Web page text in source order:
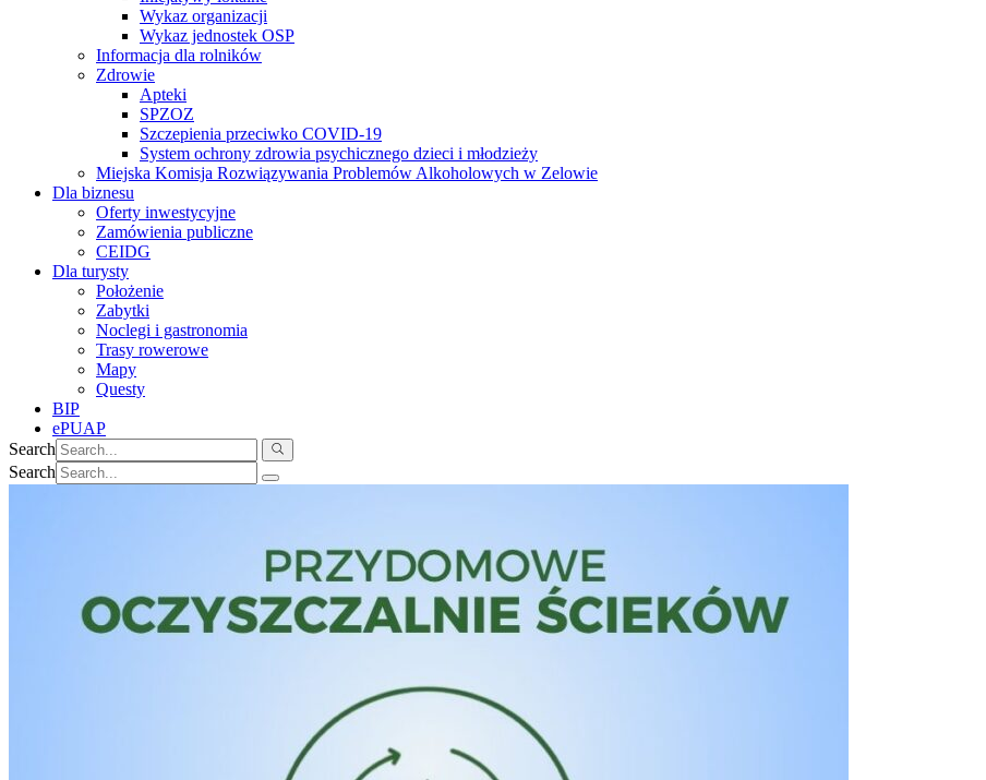
Wykaz organizacji
Wykaz jednostek OSP
Informacja dla rolników
Zdrowie
Apteki
SPZOZ
Szczepienia przeciwko COVID-19
System ochrony zdrowia psychicznego dzieci i młodzieży
Miejska Komisja Rozwiązywania Problemów Alkoholowych w Zelowie
Dla biznesu
Oferty inwestycyjne
Zamówienia publiczne
CEIDG
Dla turysty
Położenie
Zabytki
Noclegi i gastronomia
Trasy rowerowe
Mapy
Questy
BIP
ePUAP
Search
Search